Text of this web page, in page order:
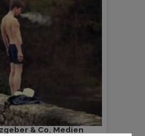
& Co. Medien